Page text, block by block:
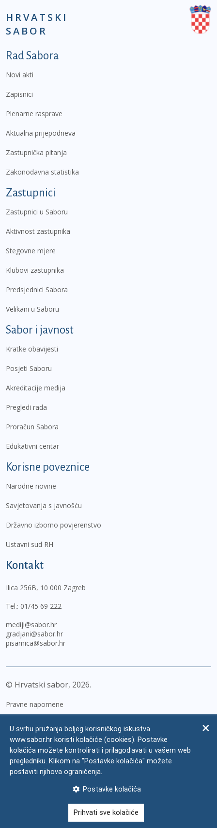
HRVATSKI
SABOR
Podnožje prvi izbornik
Rad Sabora
Novi akti
Zapisnici
Plenarne rasprave
Aktualna prijepodneva
Zastupnička pitanja
Zakonodavna statistika
Zastupnici
Zastupnici u Saboru
Aktivnost zastupnika
Stegovne mjere
Klubovi zastupnika
Predsjednici Sabora
Velikani u Saboru
Sabor i javnost
Kratke obavijesti
Posjeti Saboru
Akreditacije medija
Pregledi rada
Proračun Sabora
Edukativni centar
Korisne poveznice
Narodne novine
Savjetovanja s javnošću
Državno izborno povjerenstvo
Ustavni sud RH
Kontakt
Ilica 256B, 10 000 Zagreb
Tel.: 01/45 69 222
mediji@sabor.hr
gradjani@sabor.hr
pisarnica@sabor.hr
© Hrvatski sabor, 2026
Pravne napomene
Zaštita osobnih podataka
Impressum
Česta pitanja
U svrhu pružanja boljeg korisničkog iskustva
www.sabor.hr koristi kolačiće (cookies). Postavke
kolačića možete kontrolirati i prilagođavati u vašem web
pregledniku. Klikom na "Postavke kolačića" možete
postaviti njihova ograničenja.
Postavke kolačića
Prihvati sve kolačiće